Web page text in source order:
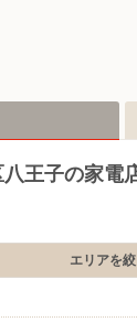
王子の家電
エリアを